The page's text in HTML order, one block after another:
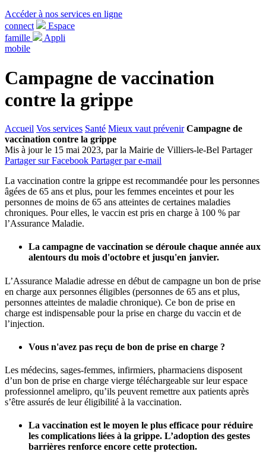
Accéder à nos services en ligne
connect
Espace
famille
Appli
mobile
Campagne de vaccination
contre la grippe
Accueil Vos services Santé Mieux vaut prévenir Campagne de
vaccination contre la grippe
Mis à jour le 15 mai 2023, par la Mairie de Villiers-le-Bel Partager
Partager sur Facebook Partager par e-mail
La vaccination contre la grippe est recommandée pour les personnes
âgées de 65 ans et plus, pour les femmes enceintes et pour les
personnes de moins de 65 ans atteintes de certaines maladies
chroniques. Pour elles, le vaccin est pris en charge à 100 % par
l’Assurance Maladie.
La campagne de vaccination se déroule chaque année aux
alentours du mois d'octobre et jusqu'en janvier.
L’Assurance Maladie adresse en début de campagne un bon de prise
en charge aux personnes éligibles (personnes de 65 ans et plus,
personnes atteintes de maladie chronique). Ce bon de prise en
charge est indispensable pour la prise en charge du vaccin et de
l’injection.
Vous n'avez pas reçu de bon de prise en charge ?
Les médecins, sages-femmes, infirmiers, pharmaciens disposent
d’un bon de prise en charge vierge téléchargeable sur leur espace
professionnel amelipro, qu’ils peuvent remettre aux patients après
s’être assurés de leur éligibilité à la vaccination.
La vaccination est le moyen le plus efficace pour réduire
les complications liées à la grippe. L’adoption des gestes
barrières renforce encore cette protection.